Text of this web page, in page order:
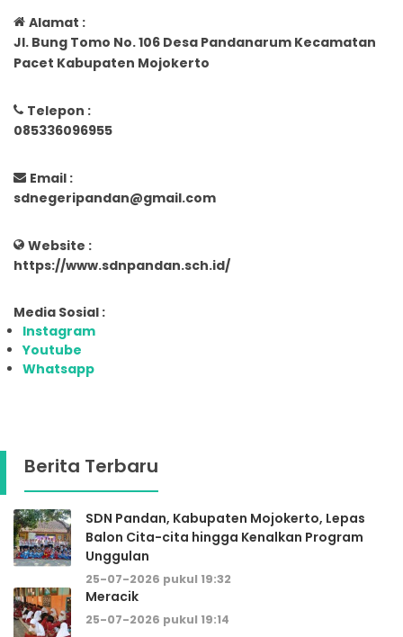
Alamat :
Jl. Bung Tomo No. 106 Desa Pandanarum Kecamatan
Pacet Kabupaten Mojokerto
Telepon :
085336096955
Email :
sdnegeripandan@gmail.com
Website :
https://www.sdnpandan.sch.id/
Media Sosial :
Instagram
Youtube
Whatsapp
Berita Terbaru
SDN Pandan, Kabupaten Mojokerto, Lepas
Balon Cita-cita hingga Kenalkan Program
Unggulan
25-07-2026 pukul 19:32
Meracik
25-07-2026 pukul 19:14